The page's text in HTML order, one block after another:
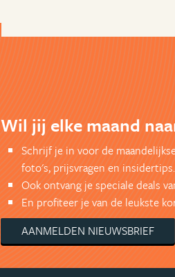
Wil jij elke maand
Schrijf je in voor de
foto's, prijsvragen en insidertips.
Ook ontvang je speciale deals
En profiteer je van de leukste
AANMELDEN NIEUWSBRIEF